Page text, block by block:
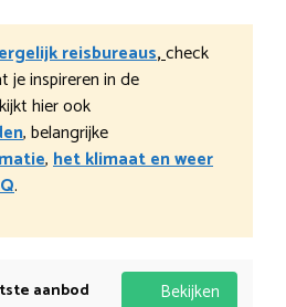
reisbureaus,check
je inspireren in de
hier ook
, belangrijke
,het klimaat en weer
.
aanbod Bekijken